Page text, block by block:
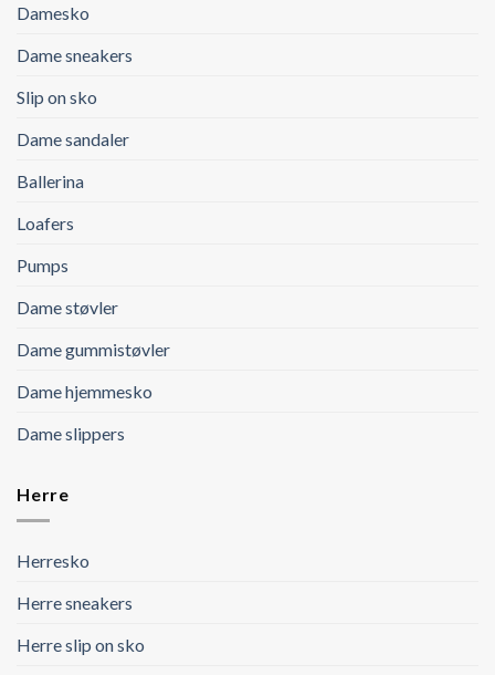
Damesko
Dame sneakers
Slip on sko
Dame sandaler
Ballerina
Loafers
Pumps
Dame støvler
Dame gummistøvler
Dame hjemmesko
Dame slippers
Herre
Herresko
Herre sneakers
Herre slip on sko